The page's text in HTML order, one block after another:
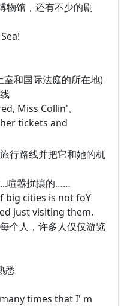
物馆，还有不少的剧
和国际法庭的所在地)
Miss Collin'、
tickets and
路线并把它和她的机
嚣扰攘的……
cities is not foY
just visiting them.
人，许多人仅仅游览
悉
times that I' m